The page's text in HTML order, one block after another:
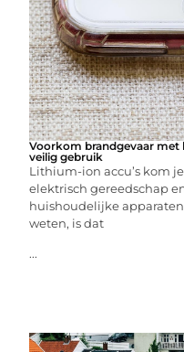
Voorkom brandgevaar met
veilig gebruik
Lithium-ion accu’s kom
elektrisch gereedschap
huishoudelijke
weten, is dat
...